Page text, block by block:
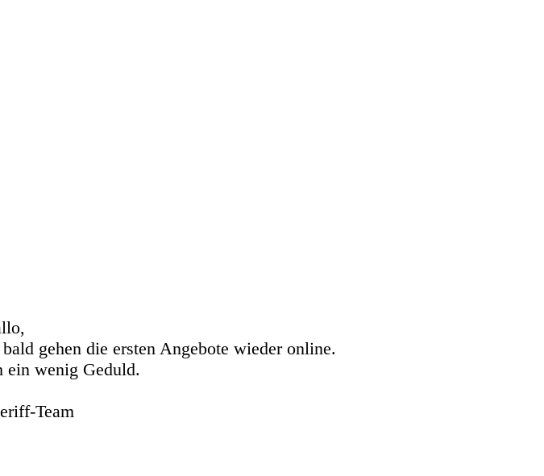
gehen die ersten Angebote wieder online.
ein wenig Geduld.
Team